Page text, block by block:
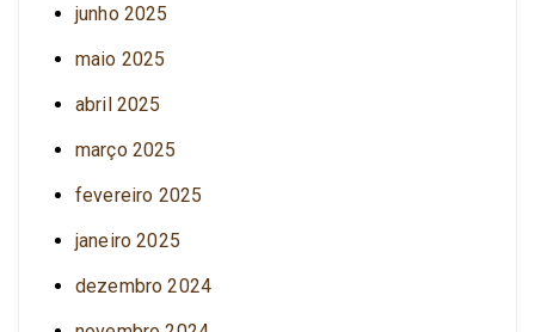
junho 2025
maio 2025
abril 2025
março 2025
fevereiro 2025
janeiro 2025
dezembro 2024